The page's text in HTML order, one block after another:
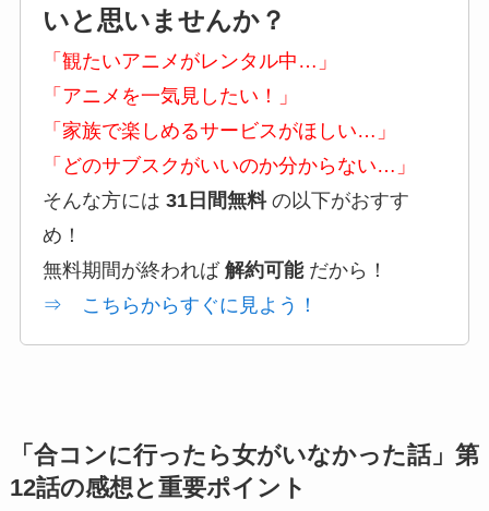
いと思いませんか？
「観たいアニメがレンタル中…」
「アニメを一気見したい！」
「家族で楽しめるサービスがほしい…」
「どのサブスクがいいのか分からない…」
そんな方には 31日間無料の以下がおすす
め！
無料期間が終われば 解約可能だから！
⇒ こちらからすぐに見よう！
「合コンに行ったら女がいなかった話」第
12話の感想と重要ポイント